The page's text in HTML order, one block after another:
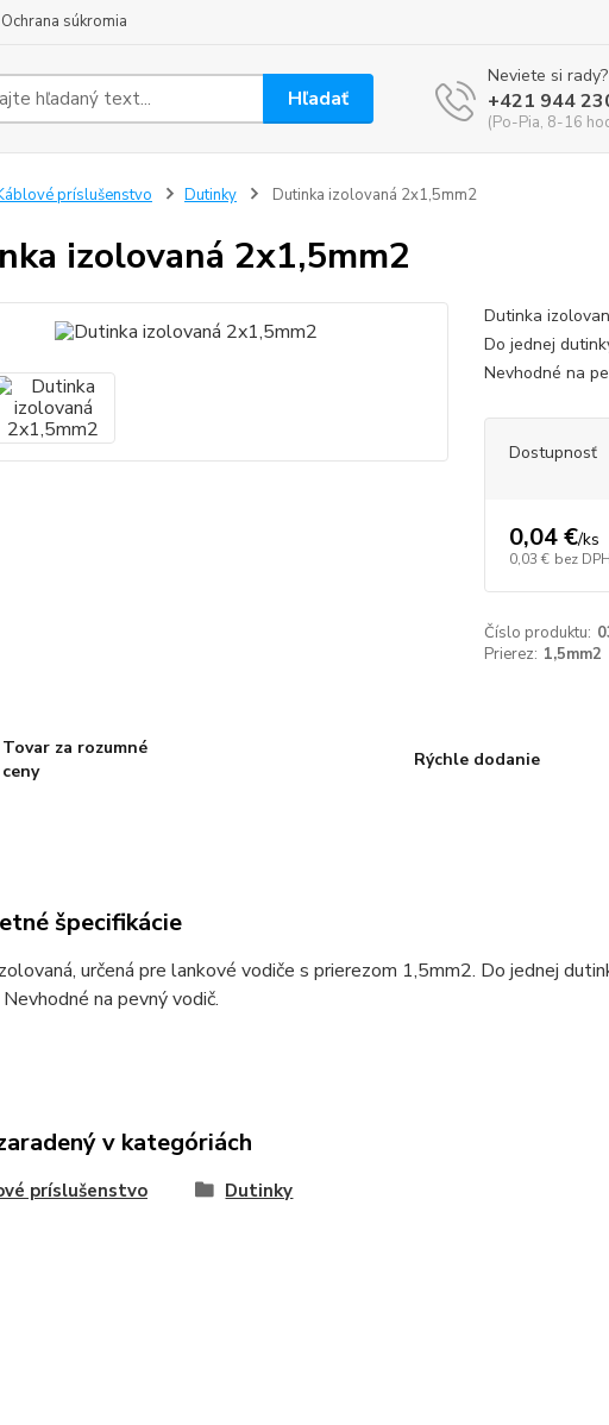
Ochrana súkromia
Hľadať
Neviete si
+421 944
(Po-Pia, 8-16
príslušenstvo Dutinky Dutinka izolovaná 2x1,5mm2
izolovaná 2x1,5mm2
Dutinka
Do jednej
Nevhodné na
Dostupnosť
0,04 €/ks
0,03 € bez DPH
Číslo produktu:
Prierez: 1,5mm2
Tovar za rozumné
ceny
Rýchle dodanie
špecifikácie
určená pre lankové vodiče s prierezom 1,5mm2. Do jednej
na pevný vodič.
v kategóriách
príslušenstvo Dutinky